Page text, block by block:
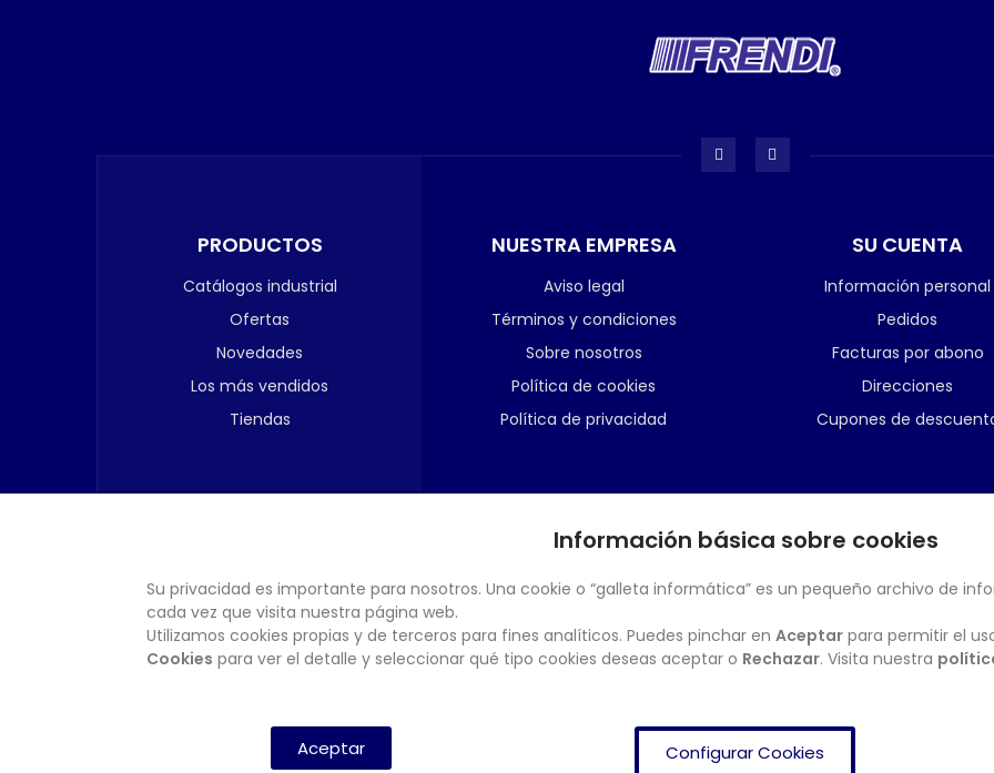
PRODUCTOS
Catálogos industrial
Ofertas
Novedades
Los más vendidos
Tiendas
NUESTRA EMPRESA
Aviso legal
Términos y condiciones
Sobre nosotros
Política de cookies
Política de privacidad
SU CUENTA
Información personal
Pedidos
Facturas por abono
Direcciones
Cupones de
BOLETÍN
Información básica sobre cookies
Su privacidad es importante para nosotros. Una cookie o “galleta informática” es un pequeño archivo de
cada vez que visita nuestra página web.
Utilizamos cookies propias y de terceros para fines analíticos. Puedes pinchar en Aceptar para permitir el
Cookies para ver el detalle y seleccionar qué tipo cookies deseas aceptar o Rechazar. Visita nuestra
Aceptar Configurar Cookies